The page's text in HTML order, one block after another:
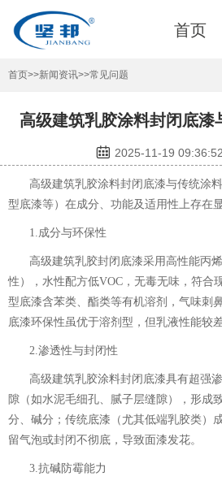
首页
首页>>新闻资讯>>常见问题
高级建筑乳胶涂料封闭底漆
2025-11-19 09:36:52
高级建筑乳胶涂料封闭底漆与传统涂
型底漆等）在成分、功能及适用性上存在
1.成分与环保性
高级建筑乳胶封闭底漆采用高性能丙
性），水性配方低VOC，无毒无味，符合
型底漆含苯类、酯类等有机溶剂，气味刺
底漆环保性虽优于溶剂型，但乳液性能较差
2.渗透性与封闭性
高级建筑乳胶涂料封闭底漆具有超强
隙（如水泥毛细孔、腻子层缝隙），形成
分、碱分；传统底漆（尤其低端乳胶类）
留气泡或封闭不彻底，导致面漆发花。
3.抗碱防霉能力